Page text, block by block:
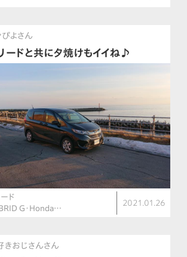
ぴよさん
ードと共に夕焼けもイイね♪
ド
G・Honda…
2021.01.26
きおじさんさん